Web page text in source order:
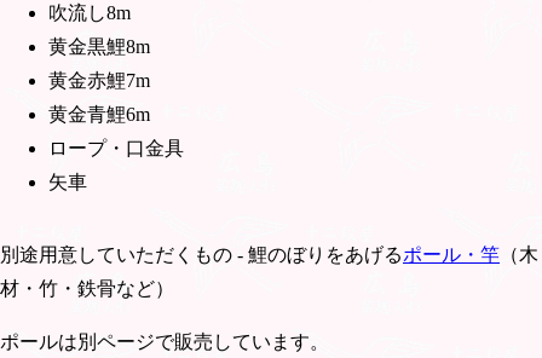
吹流し8m
黄金黒鯉8m
黄金赤鯉7m
黄金青鯉6m
ロープ・口金具
矢車
別途用意していただくもの - 鯉のぼりをあげるポール・竿 （木
材・竹・鉄骨など）
ポールは別ページで販売しています。